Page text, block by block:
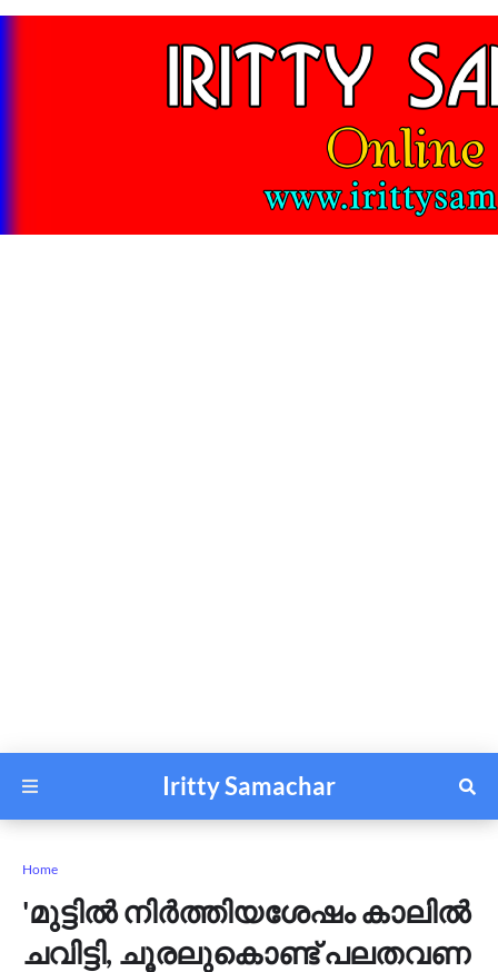
Iritty Samachar
Home
'മുട്ടിൽ നിർത്തിയശേഷം കാലിൽ
ചവിട്ടി, ചൂരലുകൊണ്ട് പലതവണ